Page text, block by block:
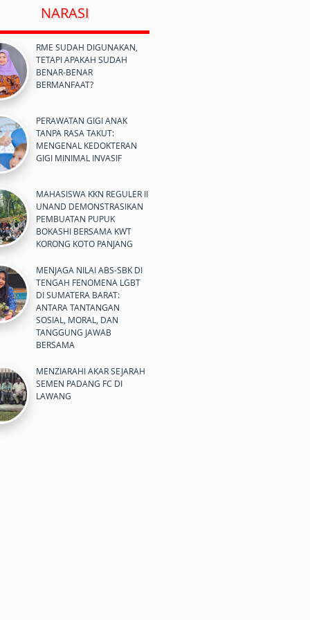
NARASI
RME SUDAH DIGUNAKAN,
TETAPI APAKAH SUDAH
BENAR-BENAR
BERMANFAAT?
PERAWATAN GIGI ANAK
TANPA RASA TAKUT:
MENGENAL KEDOKTERAN
GIGI MINIMAL INVASIF
MAHASISWA KKN REGULER II
UNAND DEMONSTRASIKAN
PEMBUATAN PUPUK
BOKASHI BERSAMA KWT
KORONG KOTO PANJANG
MENJAGA NILAI ABS-SBK DI
TENGAH FENOMENA LGBT
DI SUMATERA BARAT:
ANTARA TANTANGAN
SOSIAL, MORAL, DAN
TANGGUNG JAWAB
BERSAMA
MENZIARAHI AKAR SEJARAH
SEMEN PADANG FC DI
LAWANG